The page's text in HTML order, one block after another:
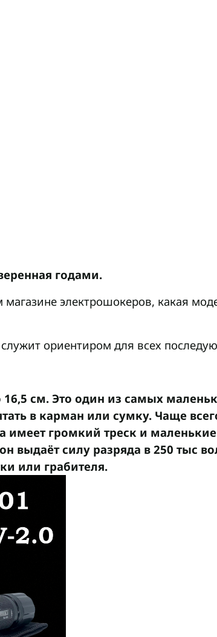
годами.
электрошокеров, какая
ориентиром для всех
16,5 см. Это один из самых
в карман или сумку. Чаще
имеет громкий треск и
выдаёт силу разряда в 250 тыс
или грабителя.